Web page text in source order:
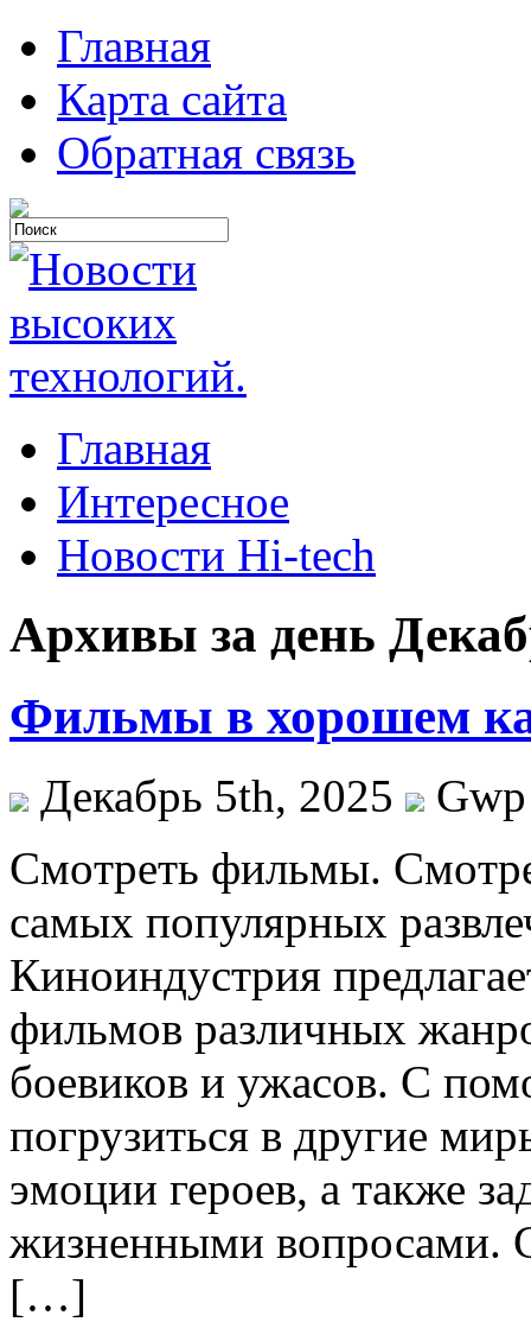
Главная
Карта сайта
Обратная связь
Главная
Интересное
Новости Hi-tech
Архивы за день
Фильмы в хорошем
Декабрь 5th, 2025
Gwp
Смoтрeть фильмы.
самых популярных
Киноиндустрия
фильмов различных
боевиков и ужасов. С
погрузиться в другие
эмоции героев, а также
жизненными вопросами.
[…]